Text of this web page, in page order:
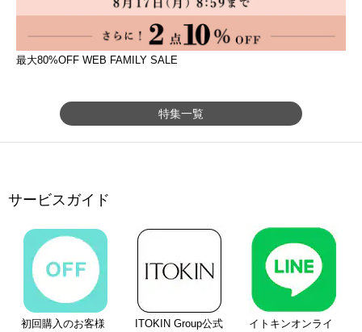
最大80%OFF WEB FAMILY SALE
特集一覧
サービスガイド
初回購入のお客様
ITOKIN Group公式
イトキンオンライ